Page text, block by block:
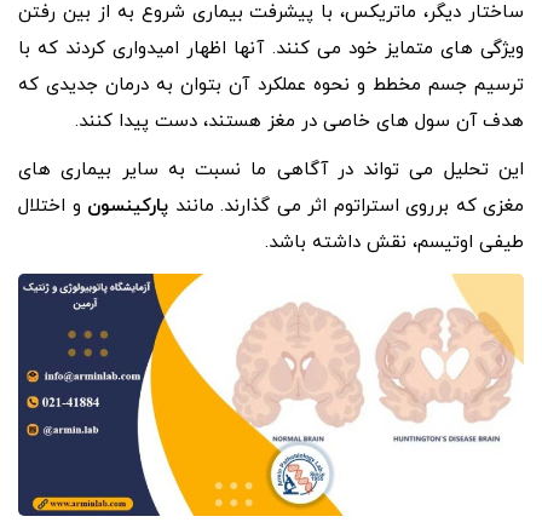
ساختار دیگر، ماتریکس، با پیشرفت بیماری شروع به از بین رفتن
ویژگی های متمایز خود می کنند. آنها اظهار امیدواری کردند که با
ترسیم جسم مخطط و نحوه عملکرد آن بتوان به درمان جدیدی که
هدف آن سول های خاصی در مغز هستند، دست پیدا کنند.
این تحلیل می تواند در آگاهی ما نسبت به سایر بیماری های
مغزی که برروی استراتوم اثر می گذارند. مانند پارکینسون و اختلال
طیفی اوتیسم، نقش داشته باشد.